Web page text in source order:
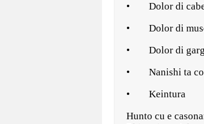
• Dolor di
• Dolor di
• Dolor di
• Nanishi ta
• Keintura
Hunto cu e